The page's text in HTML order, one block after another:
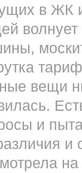
в ЖК и
вещи
и
и
на